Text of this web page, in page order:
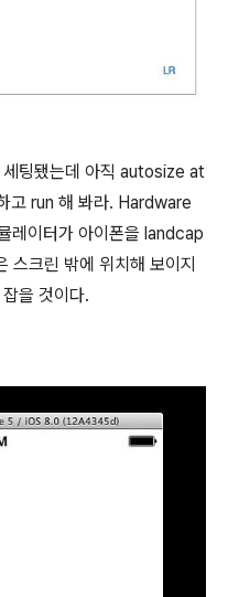
팅됐는데 아직 autosize at
고 run 해 봐라. Hardware
레이터가 아이폰을 landcap
스크린 밖에 위치해 보이지
을 것이다.